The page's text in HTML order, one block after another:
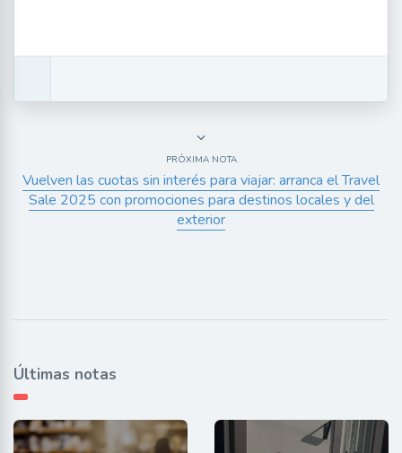
PRÓXIMA NOTA
Vuelven las cuotas sin interés para viajar: arranca el Travel
Sale 2025 con promociones para destinos locales y del
exterior
Últimas notas